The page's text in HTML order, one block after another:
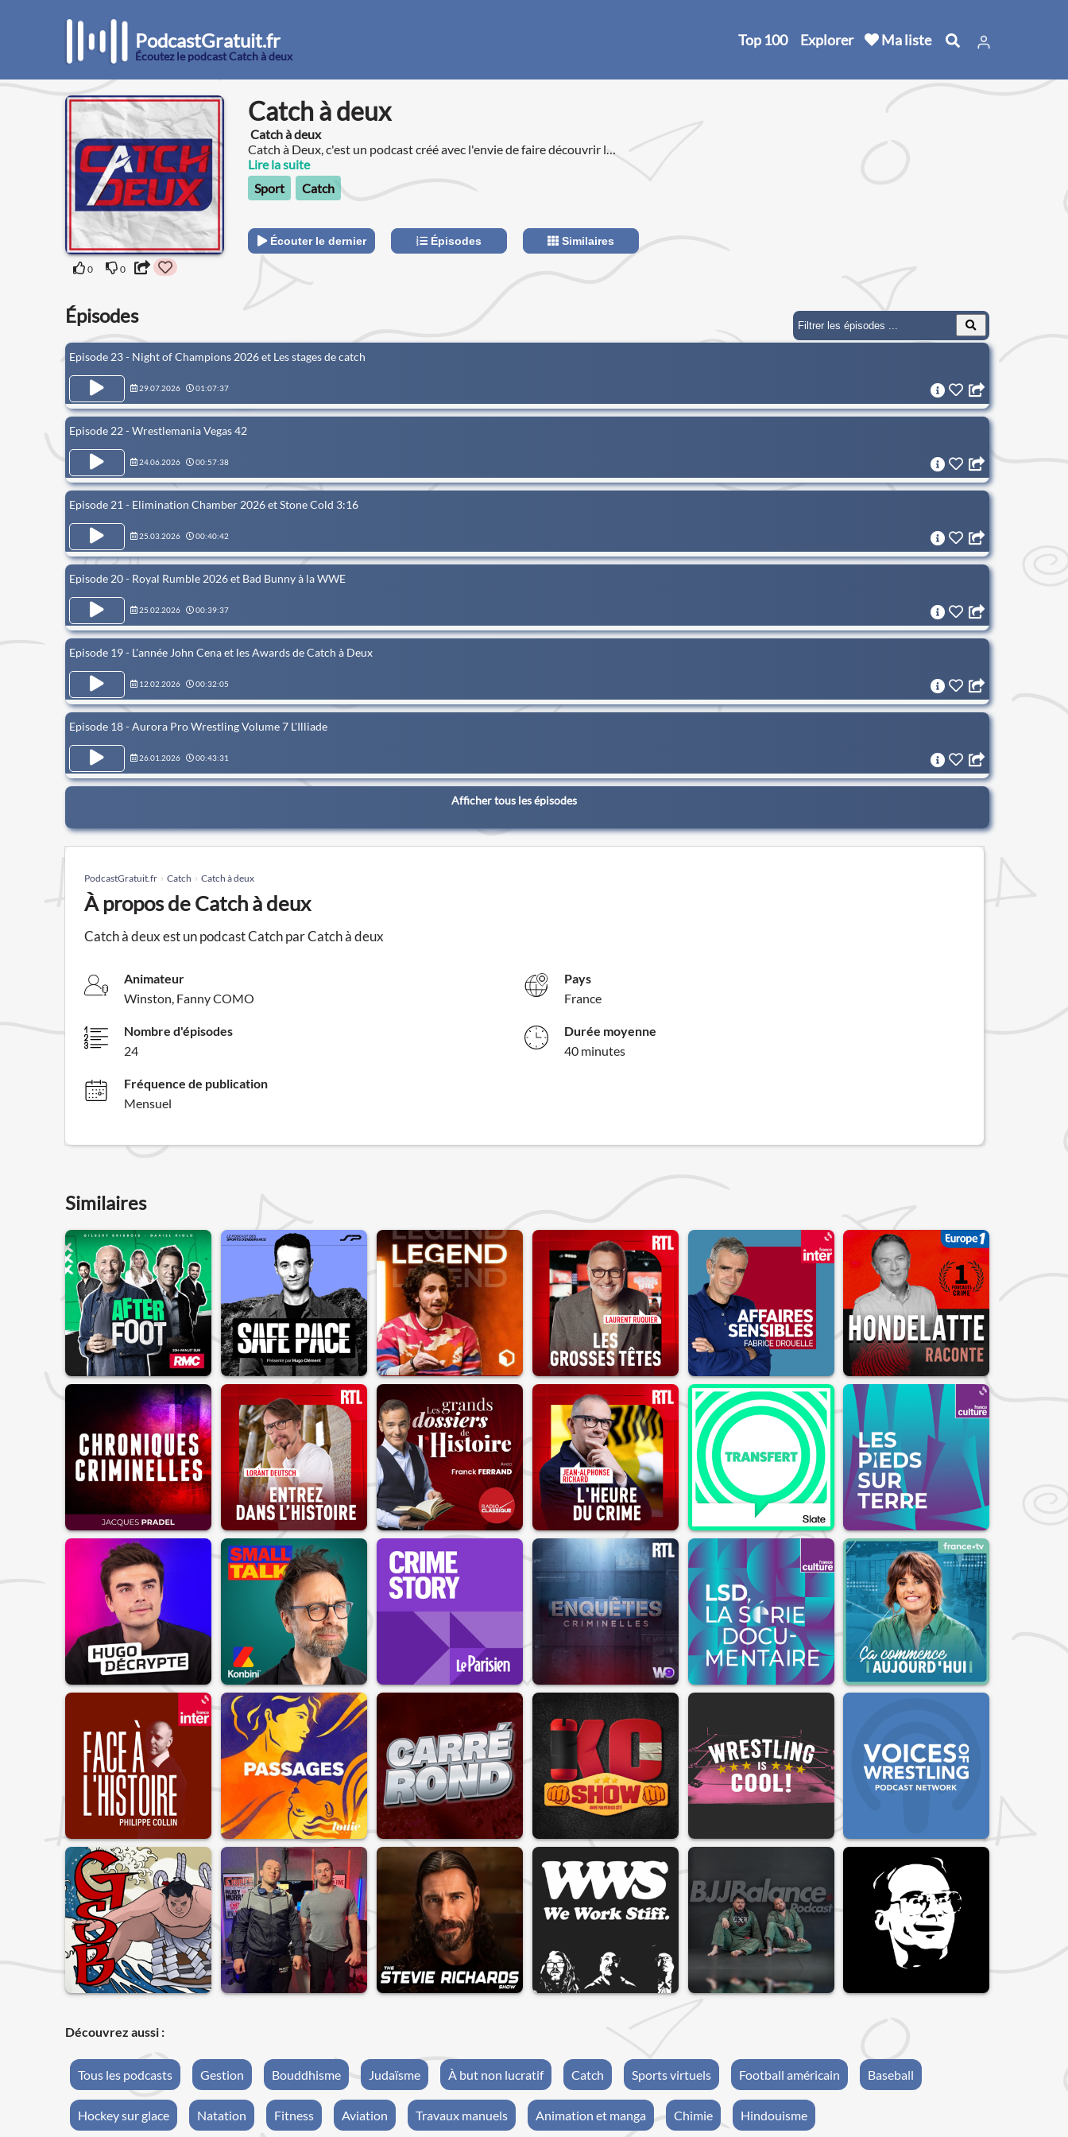
PodcastGratuit.fr
Écoutez le podcast Catch à deux
Top 100 Explorer Ma liste
0 0
Catch à deux
Catch à deux
Catch à Deux, c'est un podcast créé avec l'envie de faire découvrir le
monde du catch (surtout la WWE) au plus grand nombre, mais aussi
d'intéresser les personnes passionnées.
Lire la suite
Sport
Catch
Écouter le dernier Épisodes Similaires
Épisodes
Episode 23 - Night of Champions 2026 et Les stages de catch
29.07.2026 01:07:37
Episode 22 - Wrestlemania Vegas 42
24.06.2026 00:57:38
Episode 21 - Elimination Chamber 2026 et Stone Cold 3:16
25.03.2026 00:40:42
Episode 20 - Royal Rumble 2026 et Bad Bunny à la WWE
25.02.2026 00:39:37
Episode 19 - L'année John Cena et les Awards de Catch à Deux
12.02.2026 00:32:05
Episode 18 - Aurora Pro Wrestling Volume 7 L'Illiade
26.01.2026 00:43:31
Afficher tous les épisodes
PodcastGratuit.fr Catch Catch à deux
À propos de Catch à deux
Catch à deux est un podcast Catch par Catch à deux
Animateur
Winston, Fanny COMO
Pays
France
Nombre d'épisodes
24
Durée moyenne
40 minutes
Fréquence de publication
Mensuel
Similaires
Découvrez aussi :
Tous les podcasts Gestion Bouddhisme Judaïsme À but non lucratif Catch Sports virtuels Football américain Baseball
Hockey sur glace Natation Fitness Aviation Travaux manuels Animation et manga Chimie Hindouisme